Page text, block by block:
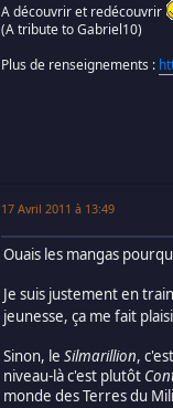
A découvrir et redécouvrir
(A tribute to Gabriel10)
Plus de renseignements :
17 Avril 2011 à 13:49
Ouais les mangas
Je suis justement en
jeunesse, ça me fait
Sinon, le Silmarillion,
niveau-là c'est plutôt
monde des Terres du